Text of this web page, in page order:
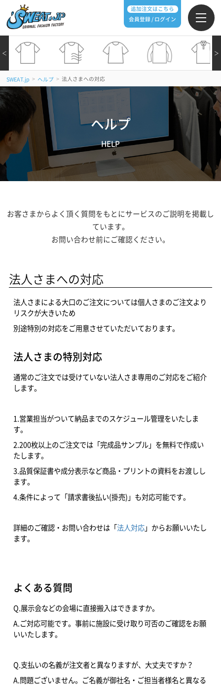
追加注文はこちら
会員登録 / ログイン
＞
＜
SWEAT.jp > ヘルプ > 法人さまへの対応
ヘルプ
HELP
お客さまからよく頂く質問をもとにサービスのご説明を掲載し
ています。
お問い合わせ前にご確認ください。
法人さまへの対応
法人さまによる大口のご注文については個人さまのご注文より
リスクが大きいため
別途特別の対応をご用意させていただいております。
法人さまの特別対応
通常のご注文では受けていない法人さま専用のご対応をご紹介
します。
1.営業担当がついて納品までのスケジュール管理をいたしま
す。
2.200枚以上のご注文では「完成品サンプル」を無料で作成い
たします。
3.品質保証書や成分表示など商品・プリントの資料をお渡しし
ます。
4.条件によって「請求書後払い(掛売)」も対応可能です。
詳細のご確認・お問い合わせは「 法人対応」からお願いいたし
ます。
よくある質問
Q.展示会などの会場に直接搬入はできますか。
A.ご対応可能です。事前に施設に受け取り可否のご確認をお願
いいたします。
Q.支払いの名義が注文者と異なりますが、大丈夫ですか？
A.問題ございません。ご名義が御社名・ご担当者様名と異なる